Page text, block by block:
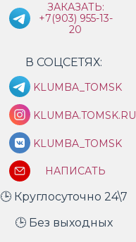
ЗАКАЗАТЬ:
+7(903) 955-13-
20
В СОЦСЕТЯХ:
KLUMBA_TOMSK
KLUMBA.TOMSK.RU
KLUMBA_TOMSK
НАПИСАТЬ
🕒 Круглосуточно 24\7
🕒 Без выходных